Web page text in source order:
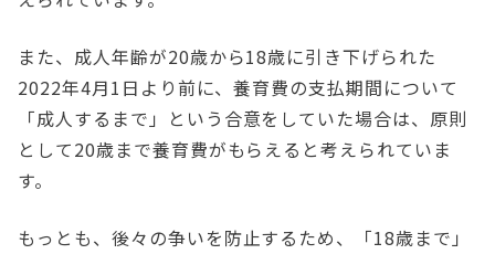
また、成人年齢が20歳から18歳に引き下げられた
2022年4月1日より前に、養育費の支払期間について
「成人するまで」という合意をしていた場合は、原則
として20歳まで養育費がもらえると考えられていま
す。
もっとも、後々の争いを防止するため、「18歳まで」